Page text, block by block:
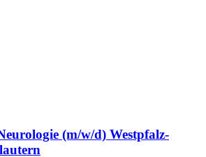
(m/w/d) Westpfalz-